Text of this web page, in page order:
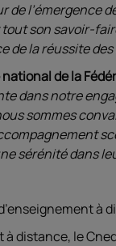
l’émergence
son savoir-
de la réussite
de la
dans notre
sommes
sérénité dans
à
distance, le